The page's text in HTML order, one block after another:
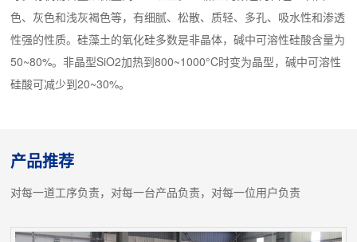
色、灰色和浅灰褐色等，有细腻、松散、质轻、多孔、吸水性和渗透
性强的性质。硅藻土的氧化硅多数是非晶体，碱中可溶性硅酸含量为
50~80%。非晶型SiO2加热到800~1000°C时变为晶型，碱中可溶性
硅酸可减少到20~30%。
产品推荐
对每一道工序负责，对每一台产品负责，对每一位用户负责